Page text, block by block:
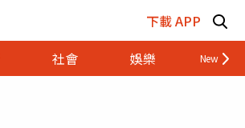
下載 APP
社會 娛樂 財經